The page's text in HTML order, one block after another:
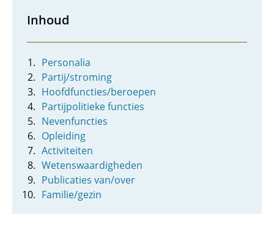
Inhoud
Personalia
Partij/stroming
Hoofdfuncties/beroepen
Partijpolitieke functies
Nevenfuncties
Opleiding
Activiteiten
Wetenswaardigheden
Publicaties van/over
Familie/gezin